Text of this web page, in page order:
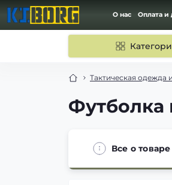
О нас Оплата и
Тактическая одежда
Футболка
Все о товаре